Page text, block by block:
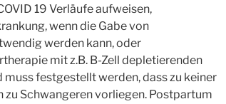
19 Verläufe aufweisen,
wenn die Gabe von
werden kann, oder
mit z.B. B-Zell depletierenden
festgestellt werden, dass zu keiner
Schwangeren vorliegen. Postpartum